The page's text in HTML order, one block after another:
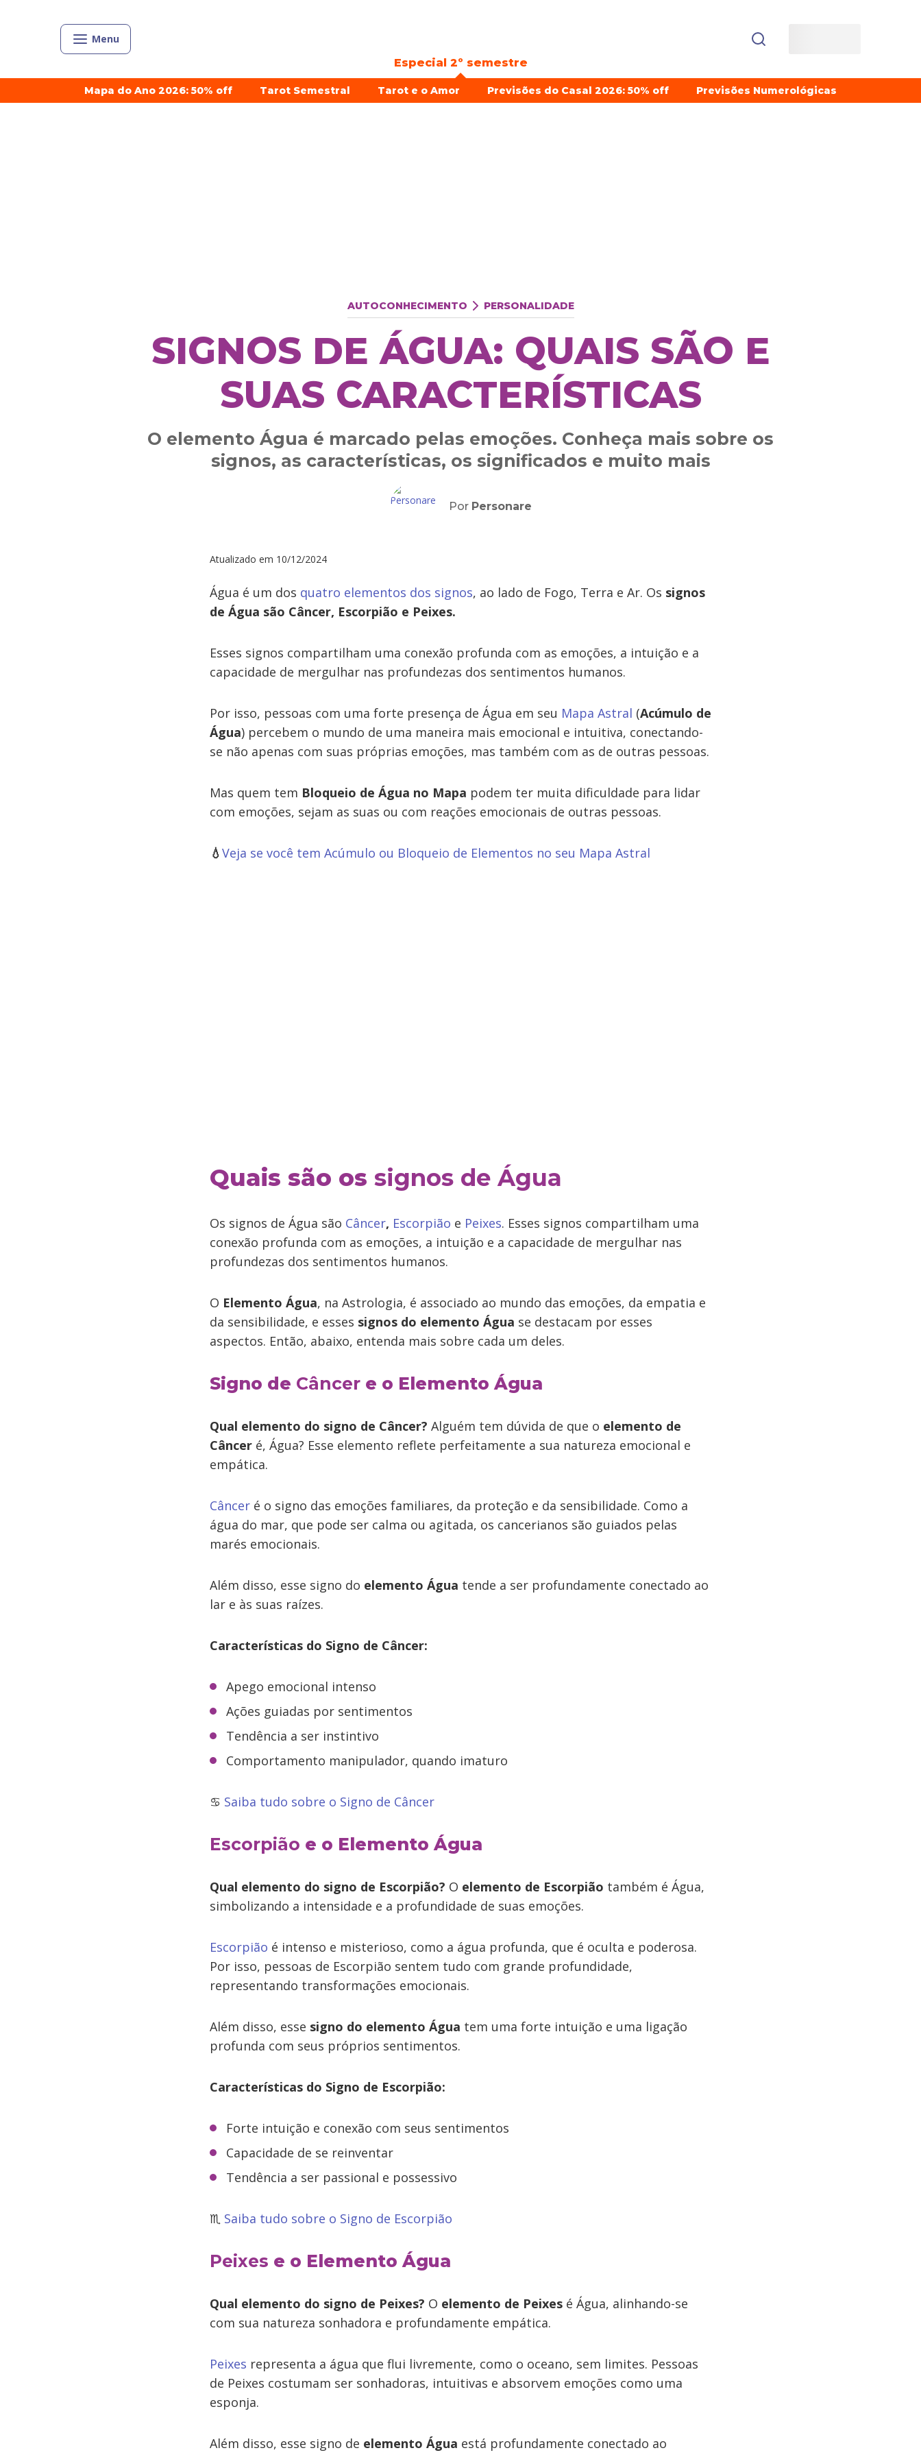
Menu
Especial 2º semestre
Mapa do Ano 2026: 50% off Tarot Semestral Tarot e o Amor Previsões do Casal 2026: 50% off Previsões Numerológicas
AUTOCONHECIMENTO PERSONALIDADE
SIGNOS DE ÁGUA: QUAIS SÃO E
SUAS CARACTERÍSTICAS
O elemento Água é marcado pelas emoções. Conheça mais sobre os
signos, as características, os significados e muito mais
Por Personare
Atualizado em 10/12/2024
Água é um dos quatro elementos dos signos, ao lado de Fogo, Terra e Ar. Os signos
de Água são Câncer, Escorpião e Peixes.
Esses signos compartilham uma conexão profunda com as emoções, a intuição e a
capacidade de mergulhar nas profundezas dos sentimentos humanos.
Por isso, pessoas com uma forte presença de Água em seu Mapa Astral (Acúmulo de
Água) percebem o mundo de uma maneira mais emocional e intuitiva, conectando-
se não apenas com suas próprias emoções, mas também com as de outras pessoas.
Mas quem tem Bloqueio de Água no Mapa podem ter muita dificuldade para lidar
com emoções, sejam as suas ou com reações emocionais de outras pessoas.
💧Veja se você tem Acúmulo ou Bloqueio de Elementos no seu Mapa Astral
Quais são os signos de Água
Os signos de Água são Câncer, Escorpião e Peixes. Esses signos compartilham uma
conexão profunda com as emoções, a intuição e a capacidade de mergulhar nas
profundezas dos sentimentos humanos.
O Elemento Água, na Astrologia, é associado ao mundo das emoções, da empatia e
da sensibilidade, e esses signos do elemento Água se destacam por esses
aspectos. Então, abaixo, entenda mais sobre cada um deles.
Signo de Câncer e o Elemento Água
Qual elemento do signo de Câncer? Alguém tem dúvida de que o elemento de
Câncer é, Água? Esse elemento reflete perfeitamente a sua natureza emocional e
empática.
Câncer é o signo das emoções familiares, da proteção e da sensibilidade. Como a
água do mar, que pode ser calma ou agitada, os cancerianos são guiados pelas
marés emocionais.
Além disso, esse signo do elemento Água tende a ser profundamente conectado ao
lar e às suas raízes.
Características do Signo de Câncer:
Apego emocional intenso
Ações guiadas por sentimentos
Tendência a ser instintivo
Comportamento manipulador, quando imaturo
♋ Saiba tudo sobre o Signo de Câncer
Escorpião e o Elemento Água
Qual elemento do signo de Escorpião? O elemento de Escorpião também é Água,
simbolizando a intensidade e a profundidade de suas emoções.
Escorpião é intenso e misterioso, como a água profunda, que é oculta e poderosa.
Por isso, pessoas de Escorpião sentem tudo com grande profundidade,
representando transformações emocionais.
Além disso, esse signo do elemento Água tem uma forte intuição e uma ligação
profunda com seus próprios sentimentos.
Características do Signo de Escorpião:
Forte intuição e conexão com seus sentimentos
Capacidade de se reinventar
Tendência a ser passional e possessivo
♏ Saiba tudo sobre o Signo de Escorpião
Peixes e o Elemento Água
Qual elemento do signo de Peixes? O elemento de Peixes é Água, alinhando-se
com sua natureza sonhadora e profundamente empática.
Peixes representa a água que flui livremente, como o oceano, sem limites. Pessoas
de Peixes costumam ser sonhadoras, intuitivas e absorvem emoções como uma
esponja.
Além disso, esse signo de elemento Água está profundamente conectado ao